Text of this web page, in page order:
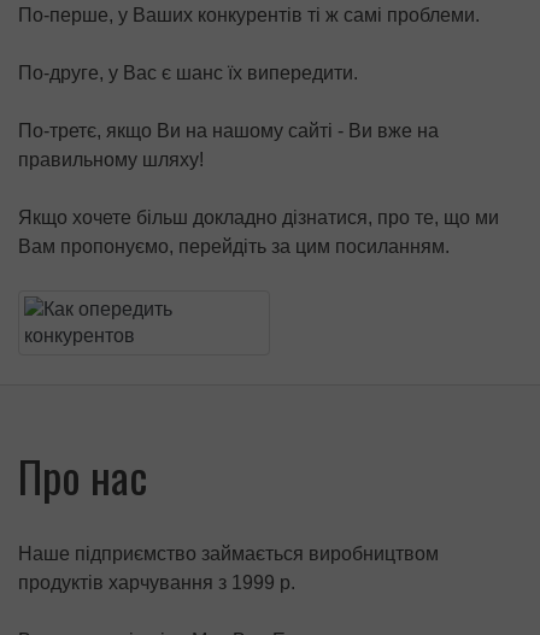
По-перше, у Ваших конкурентів ті ж самі проблеми.
По-друге, у Вас є шанс їх випередити.
По-третє, якщо Ви на нашому сайті - Ви вже на
правильному шляху!
Якщо хочете більш докладно дізнатися, про те, що ми
Вам пропонуємо, перейдіть за цим посиланням.
Про нас
Наше підприємство займається виробництвом
продуктів харчування з 1999 р.